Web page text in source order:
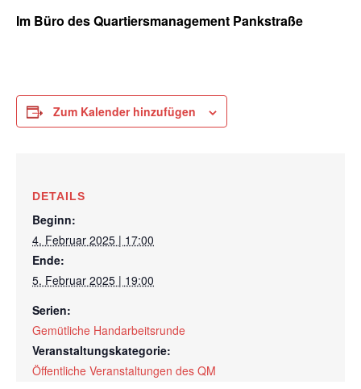
Im Büro des Quartiersmanagement Pankstraße
Zum Kalender hinzufügen
DETAILS
Beginn:
4. Februar 2025 | 17:00
Ende:
5. Februar 2025 | 19:00
Serien:
Gemütliche Handarbeitsrunde
Veranstaltungskategorie:
Öffentliche Veranstaltungen des QM